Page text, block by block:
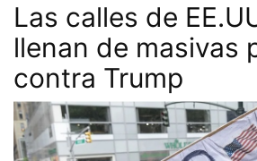
Las calles de
llenan de masivas
contra Trump